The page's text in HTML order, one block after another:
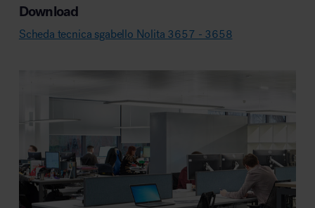
Download
Scheda tecnica sgabello Nolita 3657 - 3658